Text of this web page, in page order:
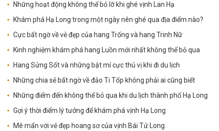
Những hoạt động không thể bỏ lỡ khi ghé vịnh Lan Hạ
Khám phá Hạ Long trong một ngày nên ghé qua địa điểm nào?
Cực bất ngờ về vẻ đẹp của hang Trống và hang Trinh Nữ
Kinh nghiệm khám phá hang Luồn mới nhất không thể bỏ qua
Hang Sửng Sốt và những bật mí cực thú vị khi đi du lịch
Những chia sẻ bất ngờ về đảo Ti Tốp không phải ai cũng biết
Những điểm đến không thể bỏ qua khi du lịch thành phố Hạ Long
Gợi ý thời điểm lý tưởng để khám phá vịnh Hạ Long
Mê mẩn với vẻ đẹp hoang sơ của vịnh Bái Tử Long